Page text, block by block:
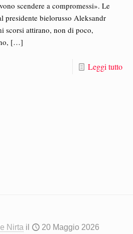
scendere a compromessi». Le
presidente bielorusso Aleksandr
scorsi attirano, non di poco,
[…]
Leggi tutto
Nirta il 20 Maggio 2026